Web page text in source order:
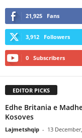
21,925 Fans
3,912 Followers
0 Subscribers
EDITOR PICKS
Edhe Britania e
Kosoves
Lajmetshqip - 13